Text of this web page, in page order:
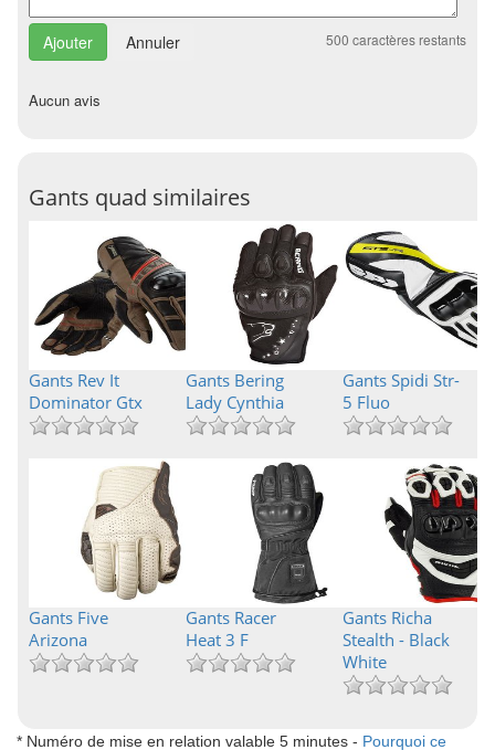
Annuler 500 caractères restants
Aucun avis
Gants quad similaires
Gants Rev It
Dominator Gtx
Gants Bering
Lady Cynthia
Gants Spidi Str-
5 Fluo
Gants Five
Arizona
Gants Racer
Heat 3 F
Gants Richa
Stealth - Black
White
* Numéro de mise en relation valable 5 minutes - Pourquoi ce